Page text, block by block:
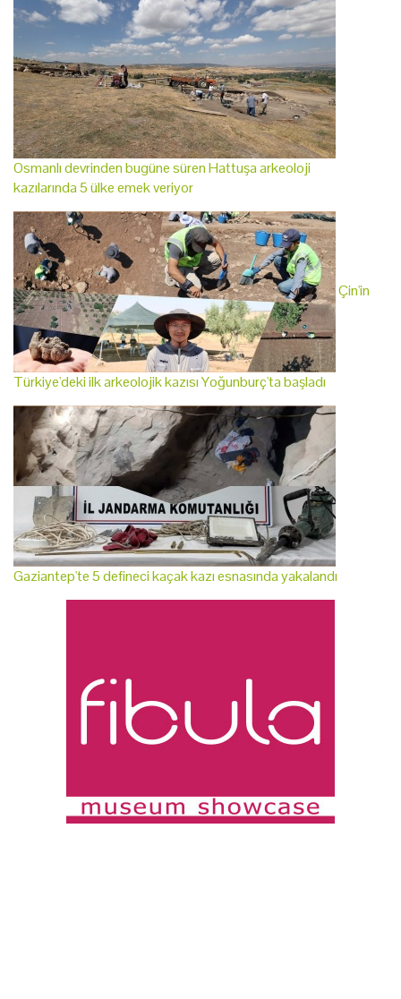
Osmanlı devrinden bugüne süren Hattuşa arkeoloji
kazılarında 5 ülke emek veriyor
Çin'in
Türkiye'deki ilk arkeolojik kazısı Yoğunburç'ta başladı
Gaziantep'te 5 defineci kaçak kazı esnasında yakalandı